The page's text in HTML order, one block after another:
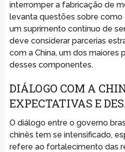
interromper a fabricação de
levanta questões sobre como
um suprimento contínuo de
deve considerar parcerias
com a China, um dos maiores
desses componentes.
DIÁLOGO COM A
EXPECTATIVAS E
O diálogo entre o governo
chinês tem se intensificado,
refere ao fortalecimento das